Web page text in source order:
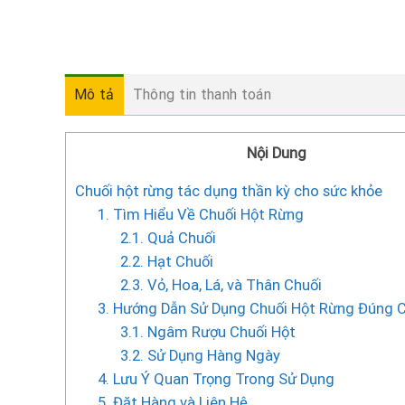
Mô tả Thông tin thanh toán
Nội Dung
Chuối hột rừng tác dụng thần kỳ cho sức khỏe
1. Tìm Hiểu Về Chuối Hột Rừng
2.1. Quả Chuối
2.2. Hạt Chuối
2.3. Vỏ, Hoa, Lá, và Thân Chuối
3. Hướng Dẫn Sử Dụng Chuối Hột Rừng Đúng
3.1. Ngâm Rượu Chuối Hột
3.2. Sử Dụng Hàng Ngày
4. Lưu Ý Quan Trọng Trong Sử Dụng